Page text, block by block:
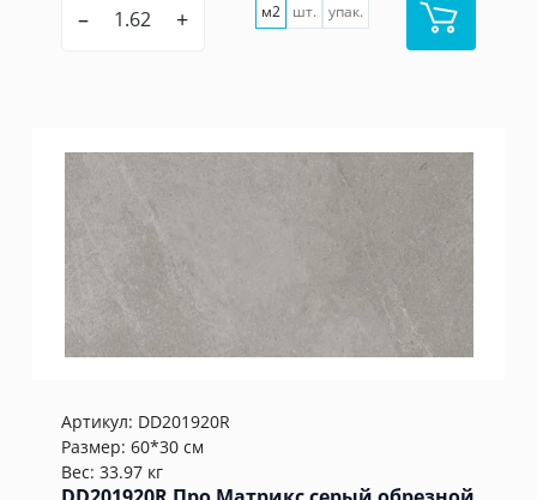
– + м2 шт. упак.
Артикул: DD201920R
Размер: 60*30 см
Вес: 33.97 кг